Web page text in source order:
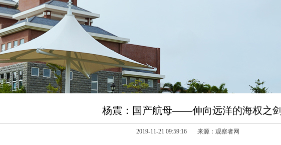
杨震：国产航母——伸向远洋的海权之剑
2019-11-21 09:59:16 来源：观察者网